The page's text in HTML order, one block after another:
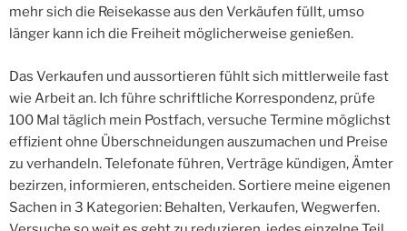
mehr sich die Reisekasse aus den Verkäufen füllt, umso
länger kann ich die Freiheit möglicherweise genießen.
Das Verkaufen und aussortieren fühlt sich mittlerweile fast
wie Arbeit an. Ich führe schriftliche Korrespondenz, prüfe
100 Mal täglich mein Postfach, versuche Termine möglichst
effizient ohne Überschneidungen auszumachen und Preise
zu verhandeln. Telefonate führen, Verträge kündigen, Ämter
bezirzen, informieren, entscheiden. Sortiere meine eigenen
Sachen in 3 Kategorien: Behalten, Verkaufen, Wegwerfen.